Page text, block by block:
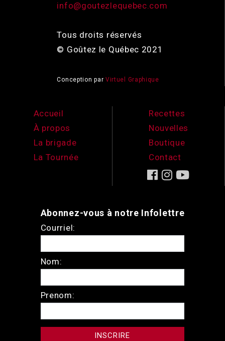
info@goutezlequebec.com
Tous droits réservés
© Goûtez le Québec 2021
Conception par Virtuel Graphique
Accueil
À propos
La brigade
La Tournée
Recettes
Nouvelles
Boutique
Contact
Abonnez-vous à notre Infolettre
Courriel:
Nom:
Prenom: